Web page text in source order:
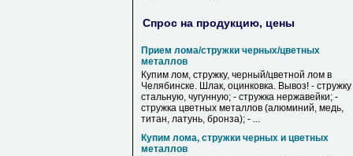
Спрос на продукцию, цены
Прием лома/стружки черных/цветных
металлов
Купим лом, стружку, черный/цветной лом в
Челябинске. Шлак, оцинковка. Вывоз! - стружку
стальную, чугунную; - стружка нержавейки; -
стружка цветных металлов (алюминий, медь,
титан, латунь, бронза); - ...
Купим лома, стружки черных и цветных
металлов